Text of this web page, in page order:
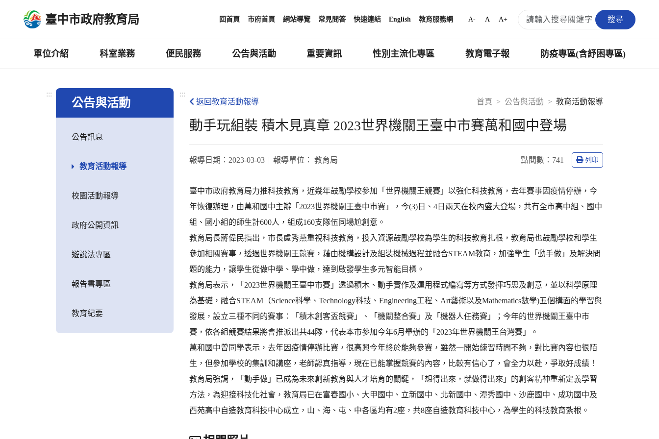
臺中市政府教育局 回首頁 市府首頁 網站導覽 常見問答 快速連結 English 教育服務網 A- A A+ 搜尋
單位介紹 科室業務 便民服務 公告與活動 重要資訊 性別主流化專區 教育電子報 防疫專區(含紓困專區)
:::
公告與活動
公告訊息
教育活動報導
校園活動報導
政府公開資訊
遊說法專區
報告書專區
教育紀要
:::
首頁
公告與活動 教育活動報導
返回教育活動報導
動手玩組裝 積木見真章 2023世界機關王臺中市賽萬和國中登場
報導日期： 2023-03-03 報導單位： 教育局 點閱數： 741 列印
臺中市政府教育局力推科技教育，近幾年鼓勵學校參加「世界機關王競賽」以強化科技教育，去年賽事因疫情停辦，今
年恢復辦理，由萬和國中主辦「2023世界機關王臺中市賽」，今(3)日、4日兩天在校內盛大登場，共有全市高中組、國中
組、國小組的師生計600人，組成160支隊伍同場尬創意。
教育局長蔣偉民指出，市長盧秀燕重視科技教育，投入資源鼓勵學校為學生的科技教育扎根，教育局也鼓勵學校和學生
參加相關賽事，透過世界機關王競賽，藉由機構設計及組裝機械過程並融合STEAM教育，加強學生「動手做」及解決問
題的能力，讓學生從做中學、學中做，達到啟發學生多元智能目標。
教育局表示，「2023世界機關王臺中市賽」透過積木、動手實作及運用程式編寫等方式發揮巧思及創意，並以科學原理
為基礎，融合STEAM（Science科學、Technology科技、Engineering工程、Art藝術以及Mathematics數學)五個構面的學習與
發展，設立三種不同的賽事：「積木創客盃競賽」、「機關整合賽」及「機器人任務賽」；今年的世界機關王臺中市
賽，依各組競賽結果將會推派出共44隊，代表本市參加今年6月舉辦的「2023年世界機關王台灣賽」。
萬和國中曾同學表示，去年因疫情停辦比賽，很高興今年終於能夠參賽，雖然一開始練習時間不夠，對比賽內容也很陌
生，但參加學校的集訓和講座，老師認真指導，現在已能掌握競賽的內容，比較有信心了，會全力以赴，爭取好成績！
教育局強調，「動手做」已成為未來創新教育與人才培育的關鍵，「想得出來，就做得出來」的創客精神重新定義學習
方法，為迎接科技化社會，教育局已在富春國小、大甲國中、立新國中、北新國中、潭秀國中、沙鹿國中、成功國中及
西苑高中自造教育科技中心成立，山、海、屯、中各區均有2座，共8座自造教育科技中心，為學生的科技教育紮根。